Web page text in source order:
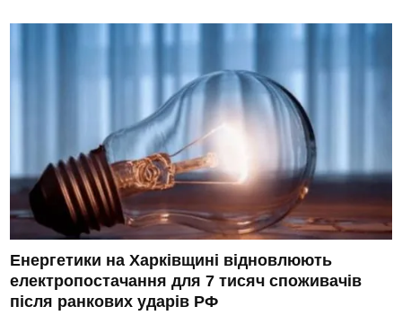
Енергетики на Харківщині відновлюють
електропостачання для 7 тисяч споживачів
після ранкових ударів РФ